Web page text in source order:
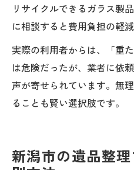
リサイクルできるガラス製
に相談すると費用負担の軽
実際の利用者からは、「重
は危険だったが、業者に依
声が寄せられています。無
ることも賢い選択肢です。
新潟市の遺品整